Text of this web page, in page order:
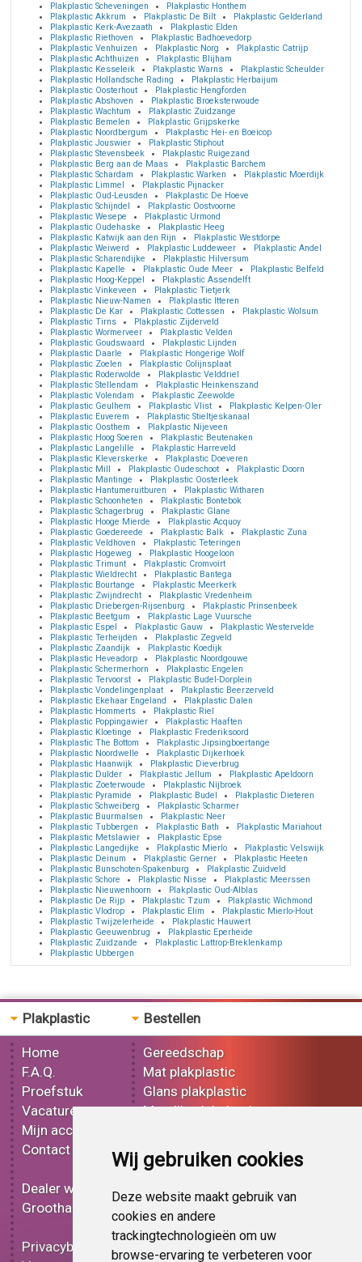
Wij gebruiken cookies
Deze website maakt gebruik van
cookies en andere
trackingtechnologieën om uw
browse-ervaring te verbeteren voor
Plakplastic Scheveningen
Plakplastic Honthem
Plakplastic Akkrum
Plakplastic De Bilt
Plakplastic Gelderland
Plakplastic Kerk-Avezaath
Plakplastic Elden
Plakplastic Riethoven
Plakplastic Badhoevedorp
Plakplastic Venhuizen
Plakplastic Norg
Plakplastic Catrijp
Plakplastic Achthuizen
Plakplastic Blijham
Plakplastic Kesseleik
Plakplastic Warns
Plakplastic Scheulder
Plakplastic Hollandsche Rading
Plakplastic Herbaijum
Plakplastic Oosterhout
Plakplastic Hengforden
Plakplastic Abshoven
Plakplastic Broeksterwoude
Plakplastic Wachtum
Plakplastic Zuidzange
Plakplastic Bemelen
Plakplastic Grijpskerke
Plakplastic Noordbergum
Plakplastic Hei- en Boeicop
Plakplastic Jouswier
Plakplastic Stiphout
Plakplastic Stevensbeek
Plakplastic Ruigezand
Plakplastic Berg aan de Maas
Plakplastic Barchem
Plakplastic Schardam
Plakplastic Warken
Plakplastic Moerdijk
Plakplastic Limmel
Plakplastic Pijnacker
Plakplastic Oud-Leusden
Plakplastic De Hoeve
Plakplastic Schijndel
Plakplastic Oostvoorne
Plakplastic Wesepe
Plakplastic Urmond
Plakplastic Oudehaske
Plakplastic Heeg
Plakplastic Katwijk aan den Rijn
Plakplastic Westdorpe
Plakplastic Weiwerd
Plakplastic Luddeweer
Plakplastic Andel
Plakplastic Scharendijke
Plakplastic Hilversum
Plakplastic Kapelle
Plakplastic Oude Meer
Plakplastic Belfeld
Plakplastic Hoog-Keppel
Plakplastic Assendelft
Plakplastic Vinkeveen
Plakplastic Tietjerk
Plakplastic Nieuw-Namen
Plakplastic Itteren
Plakplastic De Kar
Plakplastic Cottessen
Plakplastic Wolsum
Plakplastic Tirns
Plakplastic Zijderveld
Plakplastic Wormerveer
Plakplastic Velden
Plakplastic Goudswaard
Plakplastic Lijnden
Plakplastic Daarle
Plakplastic Hongerige Wolf
Plakplastic Zoelen
Plakplastic Colijnsplaat
Plakplastic Roderwolde
Plakplastic Velddriel
Plakplastic Stellendam
Plakplastic Heinkenszand
Plakplastic Volendam
Plakplastic Zeewolde
Plakplastic Geulhem
Plakplastic Vlist
Plakplastic Kelpen-Oler
Plakplastic Euverem
Plakplastic Stieltjeskanaal
Plakplastic Oosthem
Plakplastic Nijeveen
Plakplastic Hoog Soeren
Plakplastic Beutenaken
Plakplastic Langelille
Plakplastic Harreveld
Plakplastic Kleverskerke
Plakplastic Doeveren
Plakplastic Mill
Plakplastic Oudeschoot
Plakplastic Doorn
Plakplastic Mantinge
Plakplastic Oosterleek
Plakplastic Hantumeruitburen
Plakplastic Witharen
Plakplastic Schoonheten
Plakplastic Bontebok
Plakplastic Schagerbrug
Plakplastic Glane
Plakplastic Hooge Mierde
Plakplastic Acquoy
Plakplastic Goedereede
Plakplastic Balk
Plakplastic Zuna
Plakplastic Veldhoven
Plakplastic Teteringen
Plakplastic Hogeweg
Plakplastic Hoogeloon
Plakplastic Trimunt
Plakplastic Cromvoirt
Plakplastic Wieldrecht
Plakplastic Bantega
Plakplastic Bourtange
Plakplastic Meerkerk
Plakplastic Zwijndrecht
Plakplastic Vredenheim
Plakplastic Driebergen-Rijsenburg
Plakplastic Prinsenbeek
Plakplastic Beetgum
Plakplastic Lage Vuursche
Plakplastic Espel
Plakplastic Gauw
Plakplastic Westervelde
Plakplastic Terheijden
Plakplastic Zegveld
Plakplastic Zaandijk
Plakplastic Koedijk
Plakplastic Heveadorp
Plakplastic Noordgouwe
Plakplastic Schermerhorn
Plakplastic Engelen
Plakplastic Tervoorst
Plakplastic Budel-Dorplein
Plakplastic Vondelingenplaat
Plakplastic Beerzerveld
Plakplastic Ekehaar Engeland
Plakplastic Dalen
Plakplastic Hommerts
Plakplastic Riel
Plakplastic Poppingawier
Plakplastic Haaften
Plakplastic Kloetinge
Plakplastic Frederiksoord
Plakplastic The Bottom
Plakplastic Jipsingboertange
Plakplastic Noordwelle
Plakplastic Dijkerhoek
Plakplastic Haanwijk
Plakplastic Dieverbrug
Plakplastic Dulder
Plakplastic Jellum
Plakplastic Apeldoorn
Plakplastic Zoeterwoude
Plakplastic Nijbroek
Plakplastic Pyramide
Plakplastic Budel
Plakplastic Dieteren
Plakplastic Schweiberg
Plakplastic Scharmer
Plakplastic Buurmalsen
Plakplastic Neer
Plakplastic Tubbergen
Plakplastic Bath
Plakplastic Mariahout
Plakplastic Metslawier
Plakplastic Epse
Plakplastic Langedijke
Plakplastic Mierlo
Plakplastic Velswijk
Plakplastic Deinum
Plakplastic Gerner
Plakplastic Heeten
Plakplastic Bunschoten-Spakenburg
Plakplastic Zuidveld
Plakplastic Schore
Plakplastic Nisse
Plakplastic Meerssen
Plakplastic Nieuwenhoorn
Plakplastic Oud-Alblas
Plakplastic De Rijp
Plakplastic Tzum
Plakplastic Wichmond
Plakplastic Vlodrop
Plakplastic Elim
Plakplastic Mierlo-Hout
Plakplastic Twijzelerheide
Plakplastic Hauwert
Plakplastic Geeuwenbrug
Plakplastic Eperheide
Plakplastic Zuidzande
Plakplastic Lattrop-Breklenkamp
Plakplastic Ubbergen
Plakplastic
Home
F.A.Q.
Proefstuk
Vacatures
Mijn account
Contact
Dealer worden
Groothandel
Privacybeleid
Bestellen
Gereedschap
Mat plakplastic
Glans plakplastic
Metallic plakplastic
Effect plakplastic
Bedrukt plakplastic
Carbon plakplastic
Lampen folie
Functionele folie
Plakplastic korting